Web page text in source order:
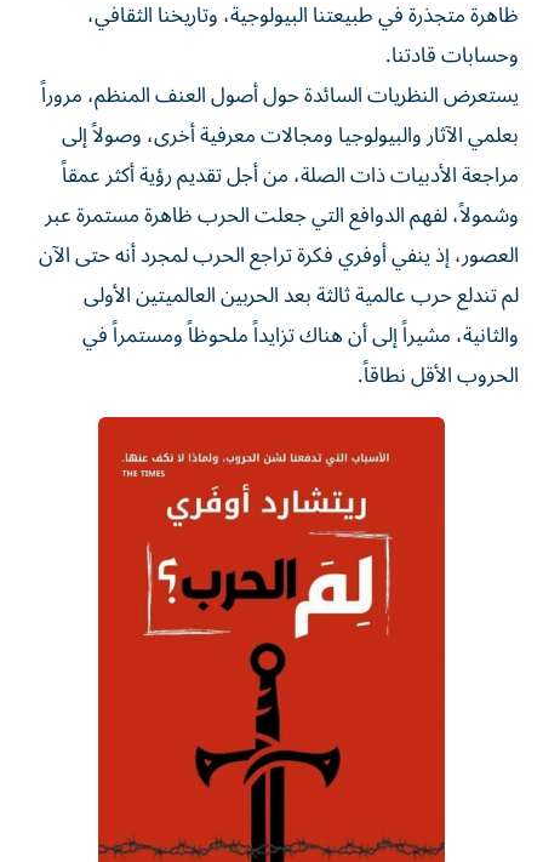
ظاهرة متجذرة في طبيعتنا البيولوجية، وتاريخنا الثقافي،
وحسابات قادتنا.
يستعرض النظريات السائدة حول أصول العنف المنظم، مروراً
بعلمي الآثار والبيولوجيا ومجالات معرفية أخرى، وصولاً إلى
مراجعة الأدبيات ذات الصلة، من أجل تقديم رؤية أكثر عمقاً
وشمولاً، لفهم الدوافع التي جعلت الحرب ظاهرة مستمرة عبر
العصور، إذ ينفي أوفري فكرة تراجع الحرب لمجرد أنه حتى الآن
لم تندلع حرب عالمية ثالثة بعد الحربين العالميتين الأولى
والثانية، مشيراً إلى أن هناك تزايداً ملحوظاً ومستمراً في
الحروب الأقل نطاقاً.